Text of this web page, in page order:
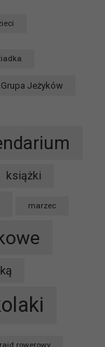
Grupa Jeżyków
książki
marzec
rajd rowerowy